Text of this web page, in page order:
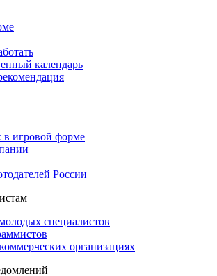
календарь
игровой форме
России
специалистов
организациях